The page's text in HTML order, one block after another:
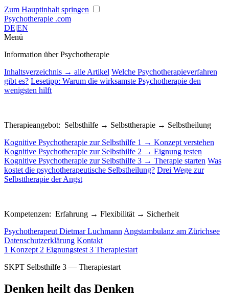
Zum Hauptinhalt springen
Psychotherapie .com
DE|EN
Menü
Information über Psychotherapie
Inhaltsverzeichnis → alle Artikel Welche Psychotherapieverfahren
gibt es? Lesetipp: Warum die wirksamste Psychotherapie den
wenigsten hilft
Therapieangebot: Selbsthilfe → Selbsttherapie → Selbstheilung
Kognitive Psychotherapie zur Selbsthilfe 1 → Konzept verstehen
Kognitive Psychotherapie zur Selbsthilfe 2 → Eignung testen
Kognitive Psychotherapie zur Selbsthilfe 3 → Therapie starten Was
kostet die psychotherapeutische Selbstheilung? Drei Wege zur
Selbsttherapie der Angst
Kompetenzen: Erfahrung → Flexibilität → Sicherheit
Psychotherapeut Dietmar Luchmann Angstambulanz am Zürichsee
Datenschutzerklärung Kontakt
1 Konzept 2 Eignungstest 3 Therapiestart
SKPT Selbsthilfe 3 — Therapiestart
Denken heilt das Denken